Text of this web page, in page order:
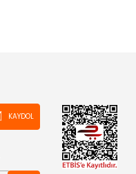
KAYDOL